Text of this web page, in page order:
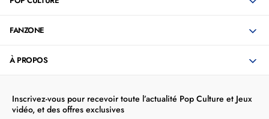
FANZONE
À PROPOS
Inscrivez-vous pour recevoir toute l’actualité Pop Culture et Jeux
vidéo, et des offres exclusives